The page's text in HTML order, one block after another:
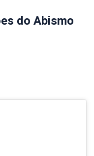
do Abismo